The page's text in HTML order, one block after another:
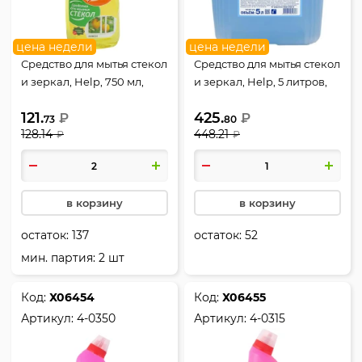
цена недели
Средство для мытья стекол
и зеркал, Help, 750 мл,
Лимон, 1-0335
121.73 ₽
128.14 ₽
в корзину
остаток:137
мин. партия: 2 шт
цена недели
Средство для мытья стекол
и зеркал, Help, 5 литров,
0342
425.80 ₽
448.21 ₽
в корзину
остаток:52
Код:Х06454
Артикул:4-0350
Код:Х06455
Артикул:4-0315